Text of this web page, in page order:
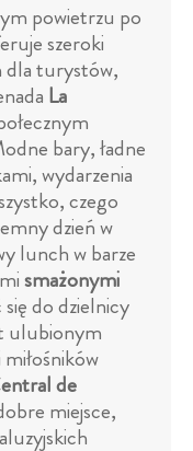
powietrzu po
szeroki
dla turystów,
La
bary, ładne
wydarzenia
czego
dzień w
lunch w barze
smażonymi
do dzielnicy
ulubionym
de
miejsce,